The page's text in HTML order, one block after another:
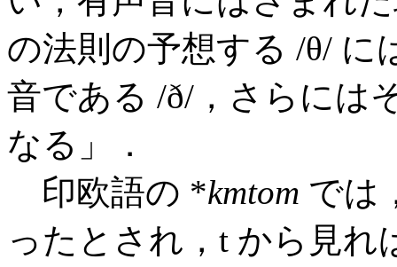
の法則の予想する /θ/ に
音である /ð/，さらには
なる」．
印欧語の *kmtom では
ったとされ，t から見